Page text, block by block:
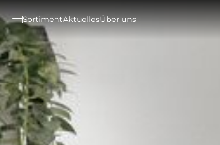
SortimentAktuellesÜber uns